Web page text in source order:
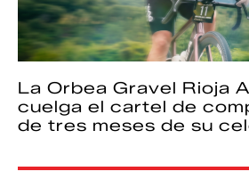
La Orbea Gravel Rioja
cuelga el cartel de
de tres meses de su